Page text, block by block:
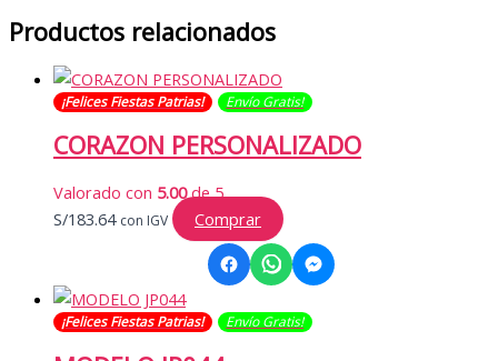
Productos relacionados
¡Felices Fiestas Patrias! Envío Gratis​​​!
CORAZON PERSONALIZADO
Valorado con 5.00de 5
S/183.64 con IGV Comprar
¡Felices Fiestas Patrias! Envío Gratis​​​!